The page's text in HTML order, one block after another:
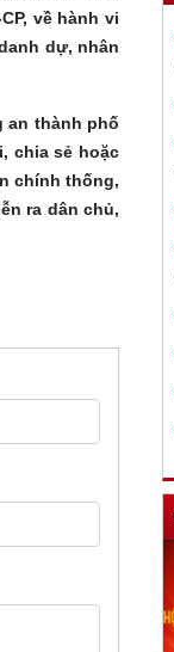
về hành vi
dự, nhân
an thành phố
chia sẻ hoặc
chính thống,
ra dân chủ,